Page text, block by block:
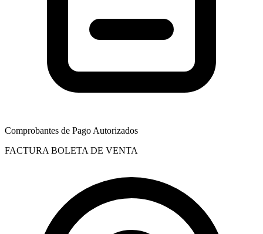
Comprobantes de Pago Autorizados
FACTURA BOLETA DE VENTA